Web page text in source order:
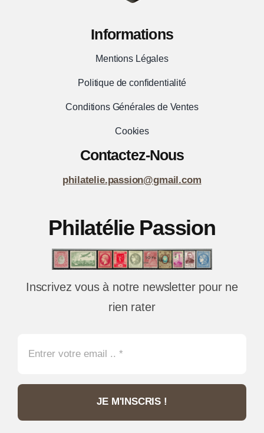
Informations
Mentions Légales
Politique de confidentialité
Conditions Générales de Ventes
Cookies
Contactez-Nous
philatelie.passion@gmail.com
Philatélie Passion
Inscrivez vous à notre newsletter pour ne
rien rater
JE M'INSCRIS !